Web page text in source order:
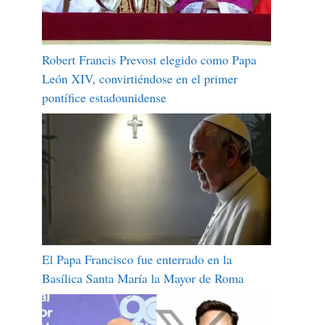
Robert Francis Prevost elegido como Papa
León XIV, convirtiéndose en el primer
pontífice estadounidense
El Papa Francisco fue enterrado en la
Basílica Santa María la Mayor de Roma